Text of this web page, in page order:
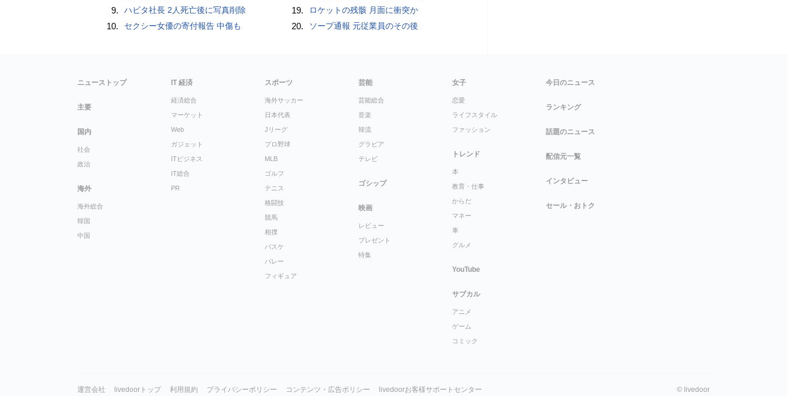
9. ハビタ社長 2人死亡後に写真削除
10. セクシー女優の寄付報告 中傷も
19. ロケットの残骸 月面に衝突か
20. ソープ通報 元従業員のその後
ニューストップ
主要
国内
社会
政治
海外
海外総合
韓国
中国
IT 経済
経済総合
マーケット
Web
ガジェット
ITビジネス
IT総合
PR
スポーツ
海外サッカー
日本代表
Jリーグ
プロ野球
MLB
ゴルフ
テニス
格闘技
競馬
相撲
バスケ
バレー
フィギュア
芸能
芸能総合
音楽
韓流
グラビア
テレビ
ゴシップ
映画
レビュー
プレゼント
特集
女子
恋愛
ライフスタイル
ファッション
トレンド
本
教育・仕事
からだ
マネー
車
グルメ
YouTube
サブカル
アニメ
ゲーム
コミック
今日のニュース
ランキング
話題のニュース
配信元一覧
インタビュー
セール・おトク
運営会社 livedoorトップ 利用規約 プライバシーポリシー コンテンツ・広告ポリシー livedoorお客様サポートセンター © livedoor